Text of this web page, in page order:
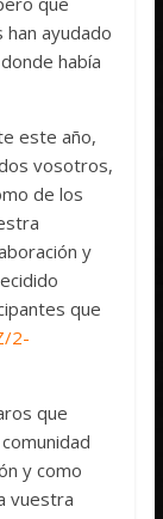
han ayudado
había
este año,
vosotros,
de los
y
que
2-
que
y como
vuestra